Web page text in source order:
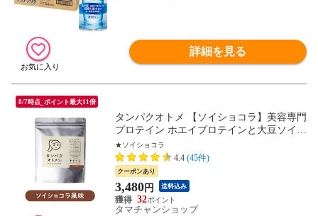
詳細を見る
8/7時点_ポイント最大11倍
タンパクオトメ 【ソイショコラ】美容専門
プロテイン ホエイプロテインと大豆ソイプ
ロテインをＷ配合。不足しがちなタンパク
質と美容成分たっぷり、おきかえダイエッ
トにもおすすめの低糖質プロテイン。※3
個以上でシェイカー1個付 【送料無料】【2
個迄メール便/3個~宅配便】
★ソイショコラ
4.4 (45件)
クーポンあり
3,480円 送料込み
32
タマチャンショップ